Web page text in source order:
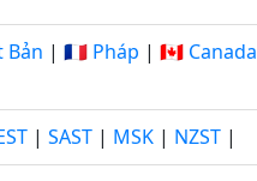
Bản | 🇫🇷 Pháp | 🇨🇦 Canada
| SAST | MSK | NZST |